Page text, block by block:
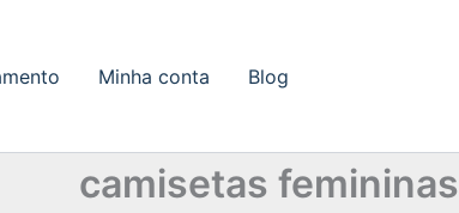
Minha conta Blog
camisetas femininas